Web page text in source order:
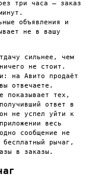
три часа — заказ
объявления и
не в вашу
сильнее, чем
не стоит.
на Авито продаёт
отвечаете.
показывает тех,
ответ в
не успел уйти к
весь
сообщение не
рычаг,
в заказы.